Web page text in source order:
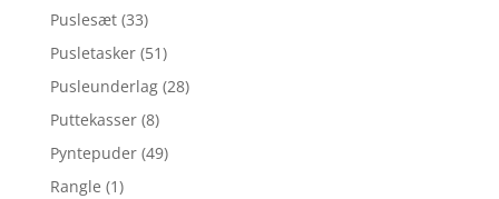
Puslesæt (33)
Pusletasker (51)
Pusleunderlag (28)
Puttekasser (8)
Pyntepuder (49)
Rangle (1)